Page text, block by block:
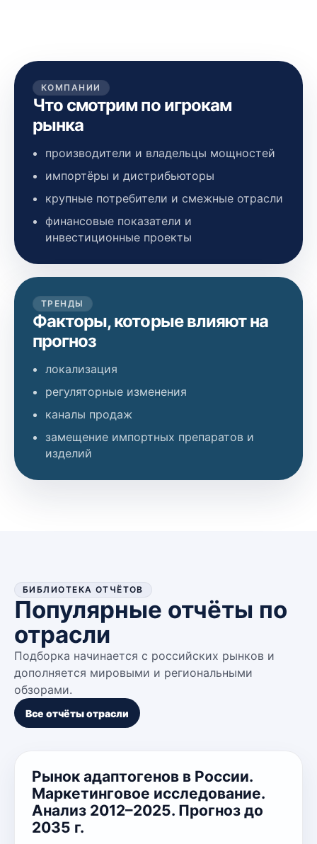
КОМПАНИИ
Что смотрим по игрокам
рынка
производители и владельцы мощностей
импортёры и дистрибьюторы
крупные потребители и смежные отрасли
финансовые показатели и
инвестиционные проекты
ТРЕНДЫ
Факторы, которые влияют на
прогноз
локализация
регуляторные изменения
каналы продаж
замещение импортных препаратов и
изделий
БИБЛИОТЕКА ОТЧЁТОВ
Популярные отчёты по
отрасли
Подборка начинается с российских рынков и
дополняется мировыми и региональными
обзорами.
Все отчёты отрасли
Рынок адаптогенов в России.
Маркетинговое исследование.
Анализ 2012–2025. Прогноз до
2035 г.